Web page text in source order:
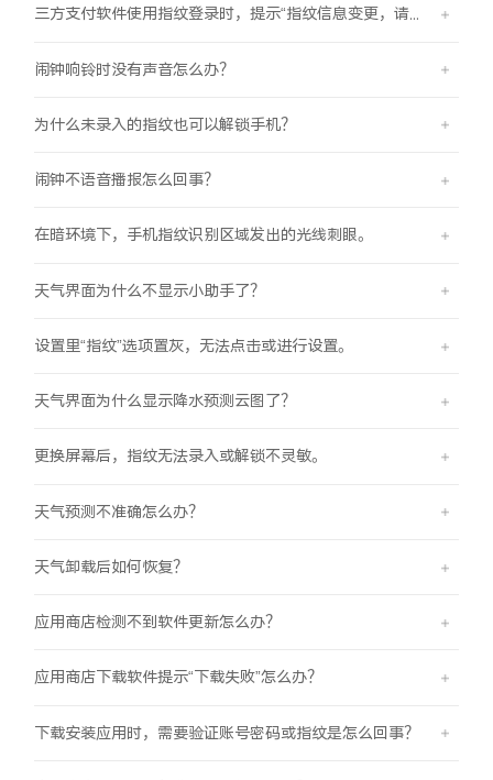
三方支付软件使用指纹登录时，提示“指纹信息变更，请重新验证登录信息后使用”
闹钟响铃时没有声音怎么办？
为什么未录入的指纹也可以解锁手机？
闹钟不语音播报怎么回事？
在暗环境下，手机指纹识别区域发出的光线刺眼。
天气界面为什么不显示小助手了？
设置里“指纹”选项置灰，无法点击或进行设置。
天气界面为什么显示降水预测云图了？
更换屏幕后，指纹无法录入或解锁不灵敏。
天气预测不准确怎么办？
天气卸载后如何恢复？
应用商店检测不到软件更新怎么办？
应用商店下载软件提示“下载失败”怎么办？
下载安装应用时，需要验证账号密码或指纹是怎么回事？